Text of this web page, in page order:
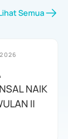
Semua
NAIK
II